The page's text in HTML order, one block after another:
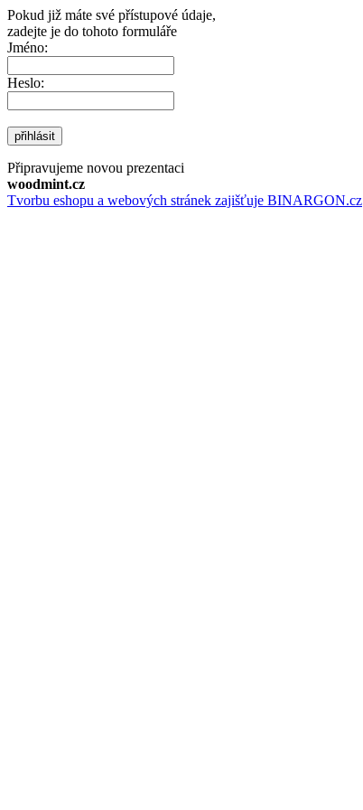
Pokud již máte své přístupové údaje,
zadejte je do tohoto formuláře
Jméno:
Heslo:
přihlásit
Připravujeme novou prezentaci
woodmint.cz
Tvorbu eshopu a webových stránek zajišťuje BINARGON.cz